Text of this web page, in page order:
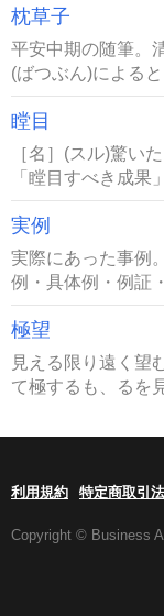
枕草子
平安中期の随筆。
(ばつぶん)による
瞠目
［名］(スル)驚い
「瞠目すべき成果
実例
実際にあった事例
例・具体例・例証
極望
見える限り遠く望
て極するも、るを
利用規約 特定商取引
Copyright © Business